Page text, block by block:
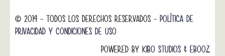
© 2014 - TODOS LOS DERECHOS RESERVADOS - POLÍTICA DE
PRIVACIDAD Y CONDICIONES DE USO
POWERED BY KIBO STUDIOS & EBOOZ